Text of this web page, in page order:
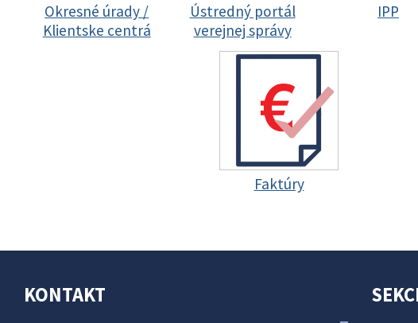
Okresné úrady /
Klientske centrá
Ústredný portál
verejnej správy
IPP
Faktúry
KONTAKT